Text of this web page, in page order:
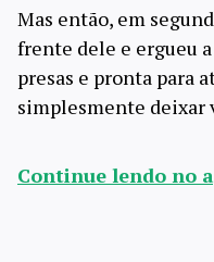
Mas então, em
frente dele e ergueu a
presas e pronta para
simplesmente deixar
Continue lendo no